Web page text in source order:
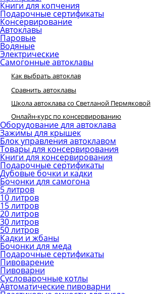
Книги для копчения
Подарочные сертификаты
Консервирование
Автоклавы
Паровые
Водяные
Электрические
Самогонные автоклавы
Как выбрать автоклав
Сравнить автоклавы
Школа автоклава со Светланой Пермяковой
Онлайн-курс по консервированию
Оборудование для автоклава
Зажимы для крышек
Блок управления автоклавом
Товары для консервирования
Книги для консервирования
Подарочные сертификаты
Дубовые бочки и кадки
Бочонки для самогона
5 литров
10 литров
15 литров
20 литров
30 литров
50 литров
Кадки и жбаны
Бочонки для меда
Подарочные сертификаты
Пивоварение
Пивоварни
Сусловарочные котлы
Автоматические пивоварни